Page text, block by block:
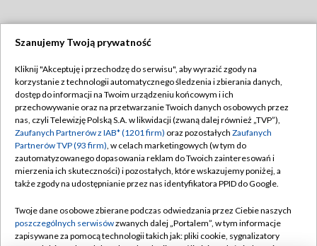
TVP
Abonament TVP
Emisja w TVP
Centrum informacji TVP
Naziemna Telewizja Cyfrowa
Rada Programowa
Regulamin TVP
Polityka prywatności
Moje zgody
Pomoc
Kontakt
Szanujemy Twoją prywatność
Kliknij "Akceptuję i przechodzę do serwisu", aby wyrazić zgody na
korzystanie z technologii automatycznego śledzenia i zbierania danych,
dostęp do informacji na Twoim urządzeniu końcowym i ich
przechowywanie oraz na przetwarzanie Twoich danych osobowych przez
nas, czyli Telewizję Polską S.A. w likwidacji (zwaną dalej również „TVP”),
Zaufanych Partnerów z IAB* (1201 firm) oraz pozostałych Zaufanych
Partnerów TVP (93 firm), w celach marketingowych (w tym do
zautomatyzowanego dopasowania reklam do Twoich zainteresowań i
mierzenia ich skuteczności) i pozostałych, które wskazujemy poniżej, a
także zgody na udostępnianie przez nas identyfikatora PPID do Google.
Twoje dane osobowe zbierane podczas odwiedzania przez Ciebie naszych
poszczególnych serwisówzwanych dalej „Portalem”, w tym informacje
zapisywane za pomocą technologii takich jak: pliki cookie, sygnalizatory